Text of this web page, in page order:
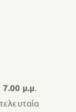
7.00 μ.μ